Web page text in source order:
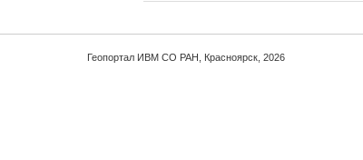
Геопортал ИВМ СО РАН, Красноярск, 2026